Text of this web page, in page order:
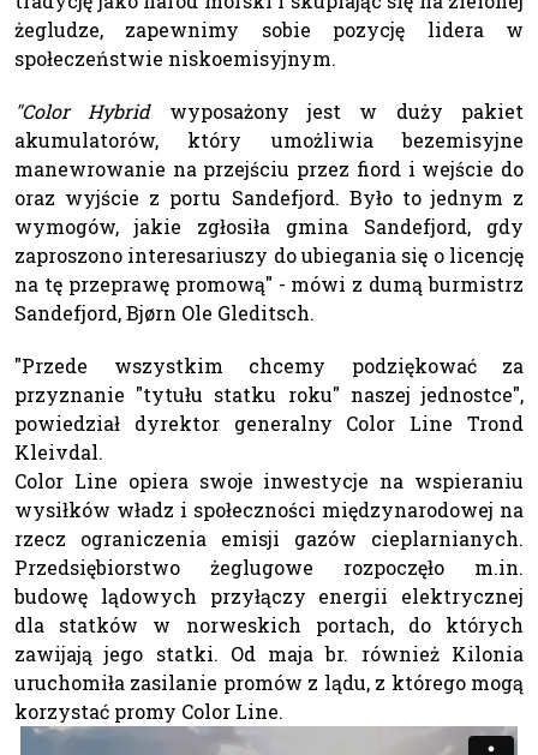
żegludze, zapewnimy sobie pozycję lidera w
społeczeństwie niskoemisyjnym.
"Color Hybridwyposażony jest w duży pakiet
akumulatorów, który umożliwia bezemisyjne
manewrowanie na przejściu przez fiord i wejście do
oraz wyjście z portu Sandefjord. Było to jednym z
wymogów, jakie zgłosiła gmina Sandefjord, gdy
zaproszono interesariuszy do ubiegania się o licencję
na tę przeprawę promową" - mówi z dumą burmistrz
Sandefjord, Bjørn Ole Gleditsch.
"Przede wszystkim chcemy podziękować za
przyznanie "tytułu statku roku" naszej jednostce",
powiedział dyrektor generalny Color Line Trond
Kleivdal.
Color Line opiera swoje inwestycje na wspieraniu
wysiłków władz i społeczności międzynarodowej na
rzecz ograniczenia emisji gazów cieplarnianych.
Przedsiębiorstwo żeglugowe rozpoczęło m.in.
budowę lądowych przyłączy energii elektrycznej
dla statków w norweskich portach, do których
zawijają jego statki. Od maja br. również Kilonia
uruchomiła zasilanie promów z lądu, z którego mogą
korzystać promy Color Line.